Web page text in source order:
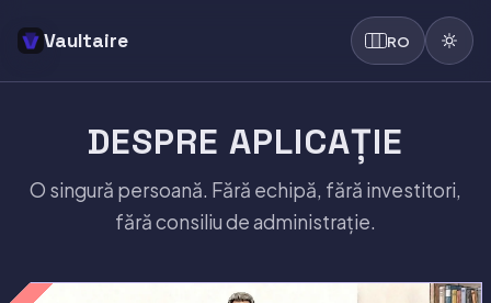
Vaultaire RO
DESPRE APLICAȚIE
O singură persoană. Fără echipă, fără investitori,
fără consiliu de administrație.